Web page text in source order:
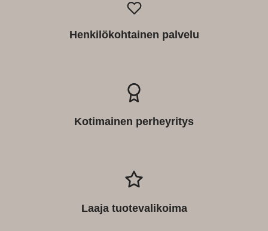
Henkilökohtainen palvelu
Kotimainen perheyritys
Laaja tuotevalikoima